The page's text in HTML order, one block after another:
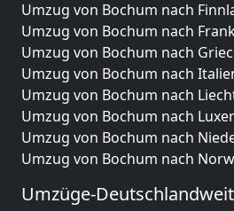
Umzug von Bochum nach
Umzug von Bochum nach
Umzug von Bochum nach
Umzug von Bochum nach
Umzug von Bochum nach
Umzug von Bochum nach
Umzug von Bochum nach
Umzug von Bochum nach
Umzüge-Deutschlandweit